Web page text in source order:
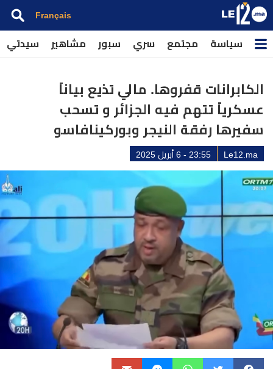
Français
سياسة مجتمع سري سبور مشاهير سيدتي
الكابرانات قفروها. مالي تذيع بياناً
عسكرياً تتهم فيه الجزائر و تسحب
سفيرها رفقة النيجر وبوركينافاسو
Le12.ma 23:55 - 6 أبريل 2025